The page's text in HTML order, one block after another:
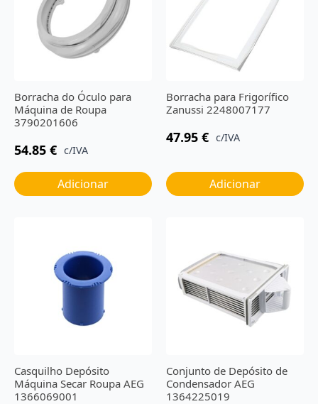
Borracha do Óculo para
Máquina de Roupa
3790201606
54.85 € c/IVA
Adicionar
Borracha para Frigorífico
Zanussi 2248007177
47.95 € c/IVA
Adicionar
Casquilho Depósito
Máquina Secar Roupa AEG
1366069001
Conjunto de Depósito de
Condensador AEG
1364225019